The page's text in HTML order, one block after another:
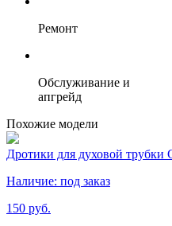
Ремонт
Обслуживание и
апгрейд
Похожие модели
Дротики для духовой трубки
Наличие: под заказ
150 руб.